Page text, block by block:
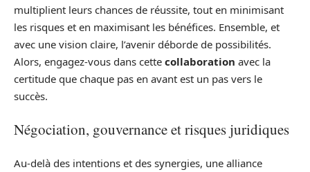
multiplient leurs chances de réussite, tout en minimisant
les risques et en maximisant les bénéfices. Ensemble, et
avec une vision claire, l’avenir déborde de possibilités.
Alors, engagez-vous dans cette collaboration avec la
certitude que chaque pas en avant est un pas vers le
succès.
Négociation, gouvernance et risques juridiques
Au-delà des intentions et des synergies, une alliance